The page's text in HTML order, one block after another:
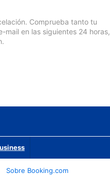
Comprueba tanto tu
en las siguientes 24 horas,
Sobre Booking.com